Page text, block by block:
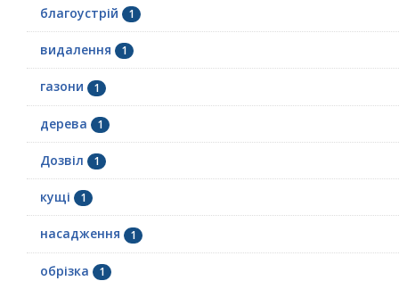
благоустрій 1
видалення 1
газони 1
дерева 1
Дозвіл 1
кущі 1
насадження 1
обрізка 1